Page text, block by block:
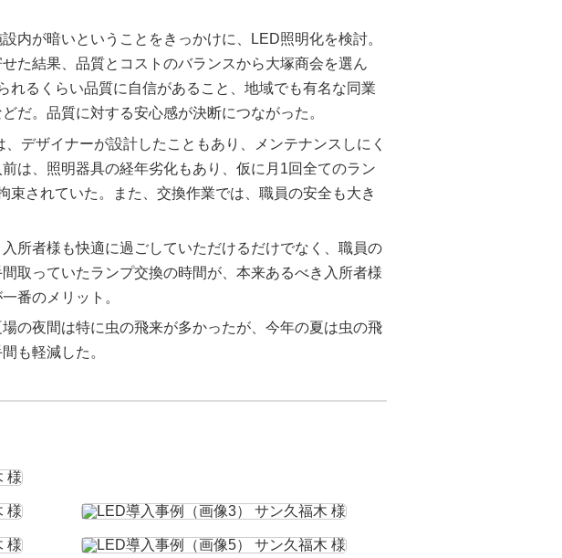
内が暗いということをきっかけに、LED照明化を検討。
た結果、品質とコストのバランスから大塚商会を選ん
れるくらい品質に自信があること、地域でも有名な同業
だ。品質に対する安心感が決断につながった。
デザイナーが設計したこともあり、メンテナンスしにく
は、照明器具の経年劣化もあり、仮に月1回全てのラン
束されていた。また、交換作業では、職員の安全も大き
所者様も快適に過ごしていただけるだけでなく、職員の
取っていたランプ交換の時間が、本来あるべき入所者様
番のメリット。
の夜間は特に虫の飛来が多かったが、今年の夏は虫の飛
も軽減した。